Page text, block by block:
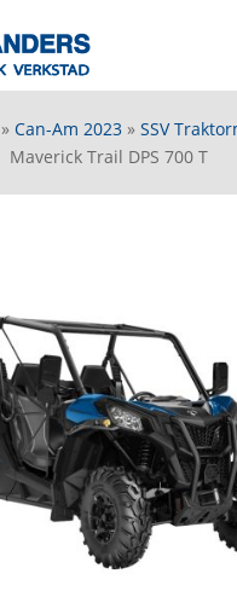
»Can-Am 2023 »SSV
Maverick Trail DPS 700 T